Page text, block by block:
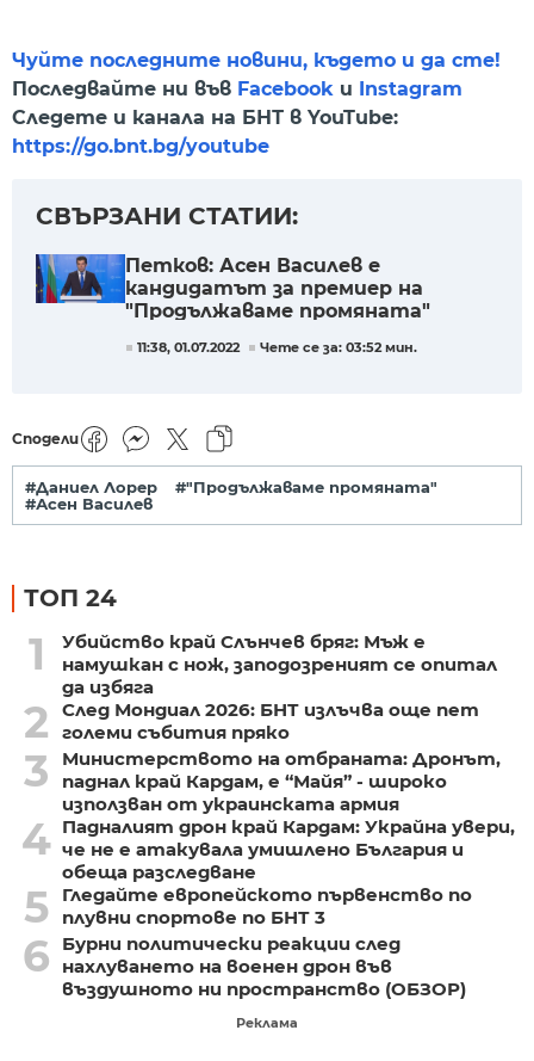
Чуйте последните новини, където и да сте!
Последвайте ни във Facebook и
Instagram
Следете и канала на БНТ в YouTube:
https://go.bnt.bg/youtube
СВЪРЗАНИ СТАТИИ:
Петков: Асен Василев е
кандидатът за премиер на
"Продължаваме промяната"
11:38, 01.07.2022 Чете се за: 03:52 мин.
Сподели
#Даниел Лорер
#"Продължаваме промяната"
#Асен Василев
ТОП 24
1
Убийство край Слънчев бряг: Мъж е
намушкан с нож, заподозреният се опитал
да избяга
2
След Мондиал 2026: БНТ излъчва още пет
големи събития пряко
3
Министерството на отбраната: Дронът,
паднал край Кардам, е “Майя” - широко
използван от украинската армия
4 Падналият дрон край Кардам: Украйна увери,
че не е атакувала умишлено България и
обеща разследване
5
Гледайте европейското първенство по
плувни спортове по БНТ 3
6
Бурни политически реакции след
нахлуването на военен дрон във
въздушното ни пространство (ОБЗОР)
Реклама